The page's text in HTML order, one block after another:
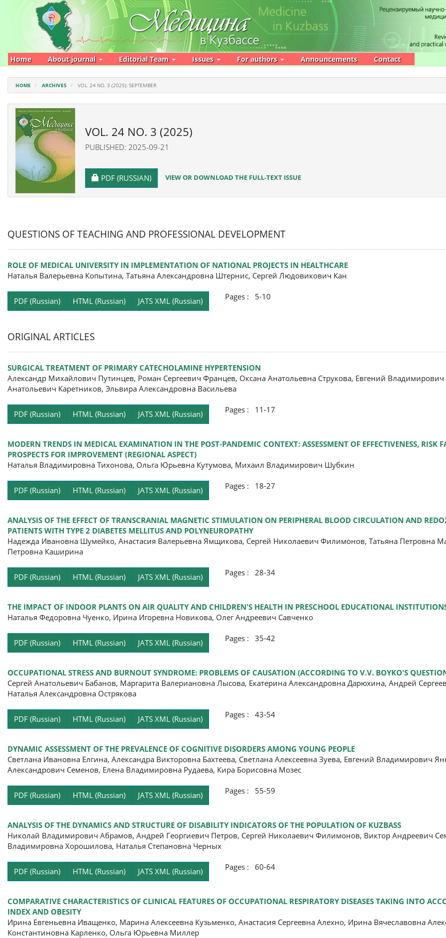
Main
Navigation
Main
Content
Home About journal Editorial Team Issues For authors Announcements Contact
HOME ARCHIVES VOL. 24 NO. 3 (2025): SEPTEMBER
VOL. 24 NO. 3 (2025)
PUBLISHED: 2025-09-21
REQUIRES SUBSCRIPTION
PDF (RUSSIAN) VIEW OR DOWNLOAD THE FULL-TEXT ISSUE
QUESTIONS OF TEACHING AND PROFESSIONAL DEVELOPMENT
ROLE OF MEDICAL UNIVERSITY IN IMPLEMENTATION OF NATIONAL PROJECTS IN HEALTHCARE
Наталья Валерьевна Копытина, Татьяна Александровна Штернис, Сергей Людовикович Кан
PDF (Russian) HTML (Russian) JATS XML (Russian) Pages : 5-10
ORIGINAL ARTICLES
SURGICAL TREATMENT OF PRIMARY CATECHOLAMINE HYPERTENSION
Александр Михайлович Путинцев, Роман Сергеевич Францев, Оксана Анатольевна Струкова, Евгений
Анатольевич Каретников, Эльвира Александровна Васильева
PDF (Russian) HTML (Russian) JATS XML (Russian) Pages : 11-17
MODERN TRENDS IN MEDICAL EXAMINATION IN THE POST-PANDEMIC CONTEXT: ASSESSMENT OF EFFECTIVENESS, RISK
PROSPECTS FOR IMPROVEMENT (REGIONAL ASPECT)
Наталья Владимировна Тихонова, Ольга Юрьевна Кутумова, Михаил Владимирович Шубкин
PDF (Russian) HTML (Russian) JATS XML (Russian) Pages : 18-27
ANALYSIS OF THE EFFECT OF TRANSCRANIAL MAGNETIC STIMULATION ON PERIPHERAL BLOOD CIRCULATION AND
PATIENTS WITH TYPE 2 DIABETES MELLITUS AND POLYNEUROPATHY
Надежда Ивановна Шумейко, Анастасия Валерьевна Ямщикова, Сергей Николаевич Филимонов, Татьяна Петровна
Петровна Каширина
PDF (Russian) HTML (Russian) JATS XML (Russian) Pages : 28-34
THE IMPACT OF INDOOR PLANTS ON AIR QUALITY AND CHILDREN'S HEALTH IN PRESCHOOL EDUCATIONAL
Наталья Федоровна Чуенко, Ирина Игоревна Новикова, Олег Андреевич Савченко
PDF (Russian) HTML (Russian) JATS XML (Russian) Pages : 35-42
OCCUPATIONAL STRESS AND BURNOUT SYNDROME: PROBLEMS OF CAUSATION (ACCORDING TO V.V. BOYKO'S
Сергей Анатольевич Бабанов, Маргарита Валериановна Лысова, Екатерина Александровна Дарюхина, Андрей
Наталья Александровна Острякова
PDF (Russian) HTML (Russian) JATS XML (Russian) Pages : 43-54
DYNAMIC ASSESSMENT OF THE PREVALENCE OF COGNITIVE DISORDERS AMONG YOUNG PEOPLE
Светлана Ивановна Елгина, Александра Викторовна Бахтеева, Светлана Алексеевна Зуева, Евгений Владимирович
Александрович Семенов, Елена Владимировна Рудаева, Кира Борисовна Мозес
PDF (Russian) HTML (Russian) JATS XML (Russian) Pages : 55-59
ANALYSIS OF THE DYNAMICS AND STRUCTURE OF DISABILITY INDICATORS OF THE POPULATION OF KUZBASS
Николай Владимирович Абрамов, Андрей Георгиевич Петров, Сергей Николаевич Филимонов, Виктор Андреевич
Владимировна Хорошилова, Наталья Степановна Черных
PDF (Russian) HTML (Russian) JATS XML (Russian) Pages : 60-64
COMPARATIVE CHARACTERISTICS OF CLINICAL FEATURES OF OCCUPATIONAL RESPIRATORY DISEASES TAKING INTO
INDEX AND OBESITY
Ирина Евгеньевна Иващенко, Марина Алексеевна Кузьменко, Анастасия Сергеевна Алехно, Ирина Вячеславовна
Константиновна Карленко, Ольга Юрьевна Миллер